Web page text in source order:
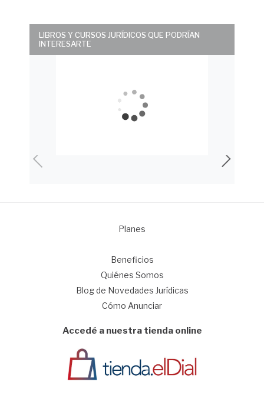
LIBROS Y CURSOS JURÍDICOS QUE PODRÍAN
INTERESARTE
Planes
Beneficios
Quiénes Somos
Blog de Novedades Jurídicas
Cómo Anunciar
Accedé a nuestra tienda online